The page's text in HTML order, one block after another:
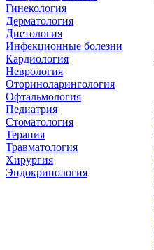
Гинекология
Дерматология
Диетология
Инфекционные болезни
Кардиология
Неврология
Оториноларингология
Офтальмология
Педиатрия
Стоматология
Терапия
Травматология
Хирургия
Эндокринология